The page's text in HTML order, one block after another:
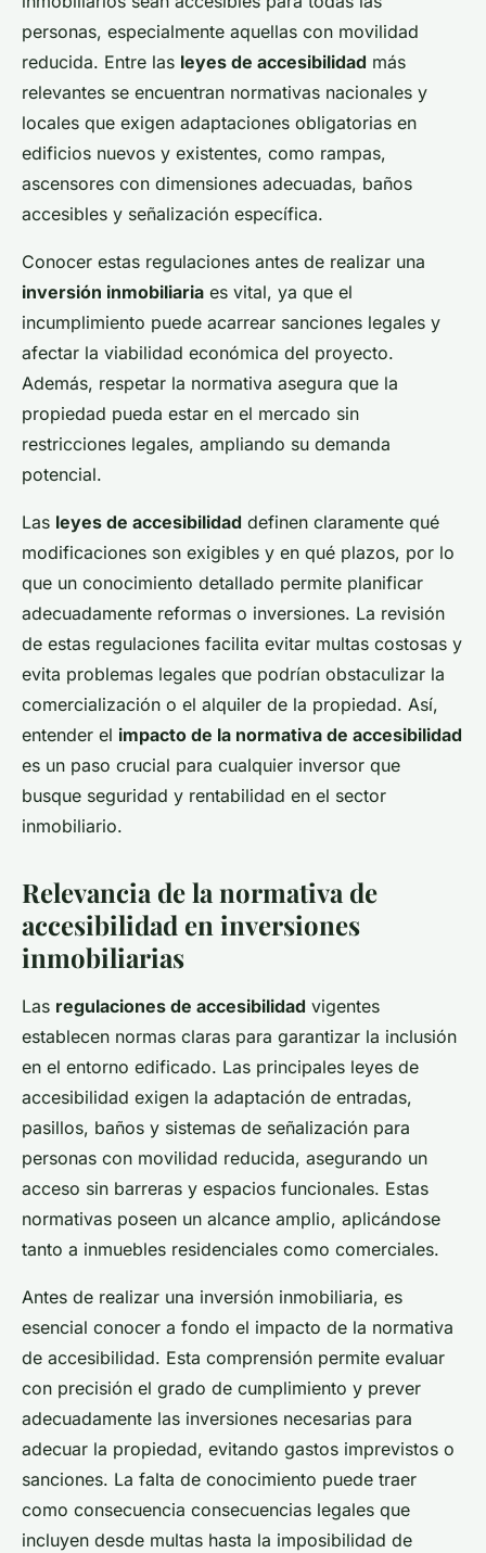
personas, especialmente aquellas con movilidad
reducida. Entre las leyes de accesibilidad más
relevantes se encuentran normativas nacionales y
locales que exigen adaptaciones obligatorias en
edificios nuevos y existentes, como rampas,
ascensores con dimensiones adecuadas, baños
accesibles y señalización específica.
Conocer estas regulaciones antes de realizar una
inversión inmobiliaria es vital, ya que el
incumplimiento puede acarrear sanciones legales y
afectar la viabilidad económica del proyecto.
Además, respetar la normativa asegura que la
propiedad pueda estar en el mercado sin
restricciones legales, ampliando su demanda
potencial.
Las leyes de accesibilidad definen claramente qué
modificaciones son exigibles y en qué plazos, por lo
que un conocimiento detallado permite planificar
adecuadamente reformas o inversiones. La revisión
de estas regulaciones facilita evitar multas costosas y
evita problemas legales que podrían obstaculizar la
comercialización o el alquiler de la propiedad. Así,
entender el impacto de la normativa de accesibilidad
es un paso crucial para cualquier inversor que
busque seguridad y rentabilidad en el sector
inmobiliario.
Relevancia de la normativa de
accesibilidad en inversiones
inmobiliarias
Las regulaciones de accesibilidad vigentes
establecen normas claras para garantizar la inclusión
en el entorno edificado. Las principales leyes de
accesibilidad exigen la adaptación de entradas,
pasillos, baños y sistemas de señalización para
personas con movilidad reducida, asegurando un
acceso sin barreras y espacios funcionales. Estas
normativas poseen un alcance amplio, aplicándose
tanto a inmuebles residenciales como comerciales.
Antes de realizar una inversión inmobiliaria, es
esencial conocer a fondo el impacto de la normativa
de accesibilidad. Esta comprensión permite evaluar
con precisión el grado de cumplimiento y prever
adecuadamente las inversiones necesarias para
adecuar la propiedad, evitando gastos imprevistos o
sanciones. La falta de conocimiento puede traer
como consecuencia consecuencias legales que
incluyen desde multas hasta la imposibilidad de